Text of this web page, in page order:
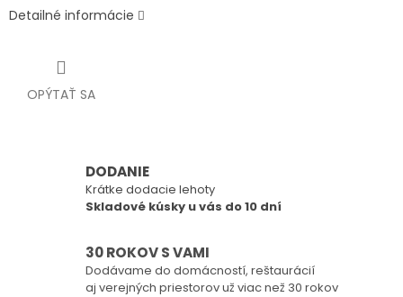
Detailné informácie
OPÝTAŤ SA
DODANIE
Krátke dodacie lehoty
Skladové kúsky u vás do 10 dní
30 ROKOV S VAMI
Dodávame do domácností, reštaurácií
aj verejných priestorov už viac než 30 rokov